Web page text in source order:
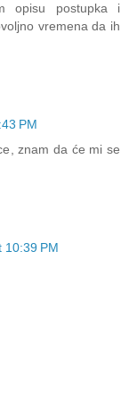
opisu postupka i
vremena da ih
PM
znam da će mi se
10:39 PM